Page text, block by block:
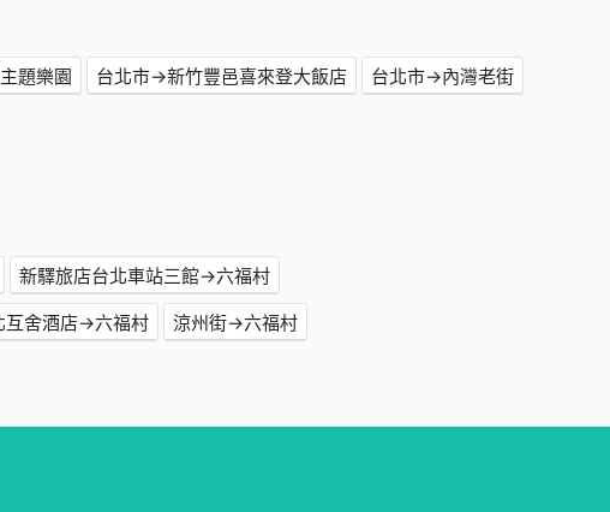
題樂園 台北市→新竹豐邑喜來登大飯店
台北市→內灣老街
新驛旅店台北車站三館→六福村
互舍酒店→六福村 涼州街→六福村